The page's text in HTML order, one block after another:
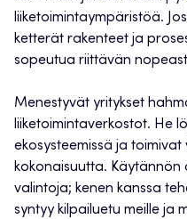
liiketoimintaympäristöä.
ketterät rakenteet ja
sopeutua riittävän
Menestyvät yritykset
liiketoimintaverkostot. He
ekosysteemissä ja
kokonaisuutta.
valintoja; kenen kanssa
syntyy kilpailuetu meille ja